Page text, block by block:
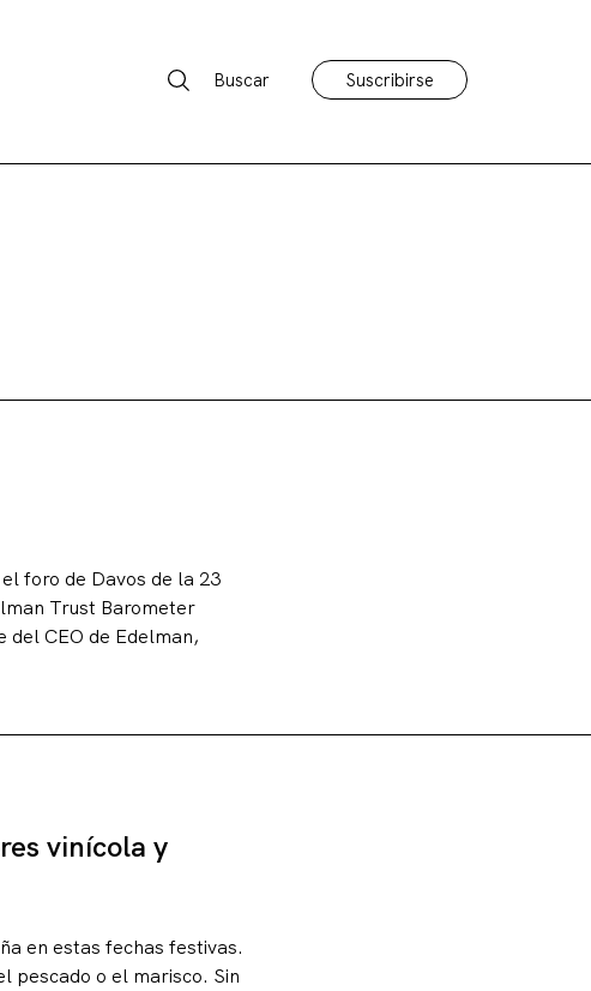
Buscar Suscribirse
foro de Davos de la 23
Trust Barometer
CEO de Edelman,
vinícola y
en estas fechas festivas.
pescado o el marisco. Sin